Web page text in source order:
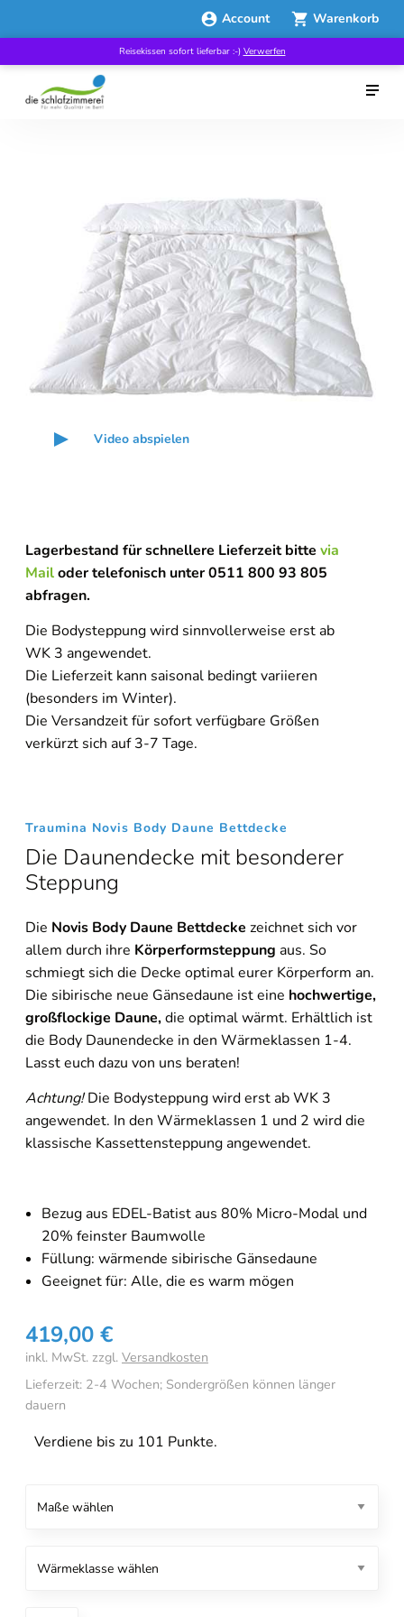
Account Warenkorb
Reisekissen sofort lieferbar :-) Verwerfen
Video abspielen
Lagerbestand für schnellere Lieferzeit bitte via
Mailoder telefonisch unter 0511 800 93 805
abfragen.
Die Bodysteppung wird sinnvollerweise erst ab
WK 3 angewendet.
Die Lieferzeit kann saisonal bedingt variieren
(besonders im Winter).
Die Versandzeit für sofort verfügbare Größen
verkürzt sich auf 3-7 Tage.
Traumina Novis Body Daune Bettdecke
Die Daunendecke mit besonderer
Steppung
Die Novis Body Daune Bettdecke zeichnet sich vor
allem durch ihre Körperformsteppung aus. So
schmiegt sich die Decke optimal eurer Körperform an.
Die sibirische neue Gänsedaune ist eine hochwertige,
großflockige Daune,die optimal wärmt. Erhältlich ist
die Body Daunendecke in den Wärmeklassen 1-4.
Lasst euch dazu von uns beraten!
Achtung!Die Bodysteppung wird erst ab WK 3
angewendet. In den Wärmeklassen 1 und 2 wird die
klassische Kassettensteppung angewendet.
Bezug aus EDEL-Batist aus 80% Micro-Modal und
20% feinster Baumwolle
Füllung: wärmende sibirische Gänsedaune
Geeignet für: Alle, die es warm mögen
419,00 €
inkl. MwSt. zzgl. Versandkosten
Lieferzeit: 2-4 Wochen; Sondergrößen können länger
dauern
Verdiene bis zu 101 Punkte.